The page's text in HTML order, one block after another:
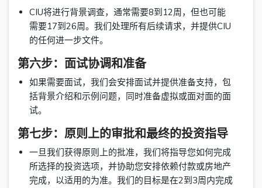
CIU将进行背景调查，通常需要8到12周，但也可能
需要17到26周。我们处理所有后续请求，并提供CIU
的任何进一步文件。
第六步：面试协调和准备
如果需要面试，我们会安排面试并提供准备支持，包
括背景介绍和示例问题，同时准备虚拟或面对面的面
试。
第七步：原则上的审批和最终的投资指导
一旦我们获得原则上的批准，我们将指导您如何完成
所选择的投资选项，并协助您安排依赖付款或房地产
完成，以适用的为准。我们的目标是在2到3周内完成